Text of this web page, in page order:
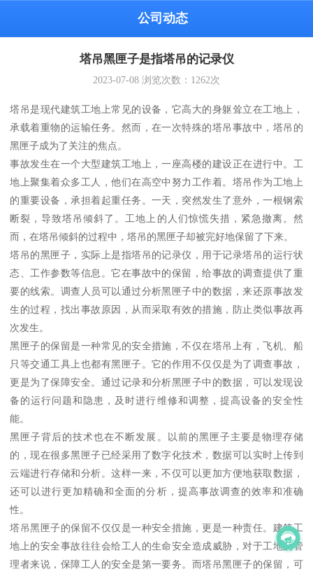
公司动态
塔吊黑匣子是指塔吊的记录仪
2023-07-08 浏览次数： 1262次
塔吊是现代建筑工地上常见的设备，它高大的身躯耸立在工地上，
承载着重物的运输任务。然而，在一次特殊的塔吊事故中，塔吊的
黑匣子成为了关注的焦点。
事故发生在一个大型建筑工地上，一座高楼的建设正在进行中。工
地上聚集着众多工人，他们在高空中努力工作着。塔吊作为工地上
的重要设备，承担着起重任务。一天，突然发生了意外，一根钢索
断裂，导致塔吊倾斜了。工地上的人们惊慌失措，紧急撤离。然
而，在塔吊倾斜的过程中，塔吊的黑匣子却被完好地保留了下来。
塔吊的黑匣子，实际上是指塔吊的记录仪，用于记录塔吊的运行状
态、工作参数等信息。它在事故中的保留，给事故的调查提供了重
要的线索。调查人员可以通过分析黑匣子中的数据，来还原事故发
生的过程，找出事故原因，从而采取有效的措施，防止类似事故再
次发生。
黑匣子的保留是一种常见的安全措施，不仅在塔吊上有，飞机、船
只等交通工具上也都有黑匣子。它的作用不仅仅是为了调查事故，
更是为了保障安全。通过记录和分析黑匣子中的数据，可以发现设
备的运行问题和隐患，及时进行维修和调整，提高设备的安全性
能。
黑匣子背后的技术也在不断发展。以前的黑匣子主要是物理存储
的，现在很多黑匣子已经采用了数字化技术，数据可以实时上传到
云端进行存储和分析。这样一来，不仅可以更加方便地获取数据，
还可以进行更加精确和全面的分析，提高事故调查的效率和准确
性。
塔吊黑匣子的保留不仅仅是一种安全措施，更是一种责任。建筑工
地上的安全事故往往会给工人的生命安全造成威胁，对于工地的管
理者来说，保障工人的安全是第一要务。而塔吊黑匣子的保留，可